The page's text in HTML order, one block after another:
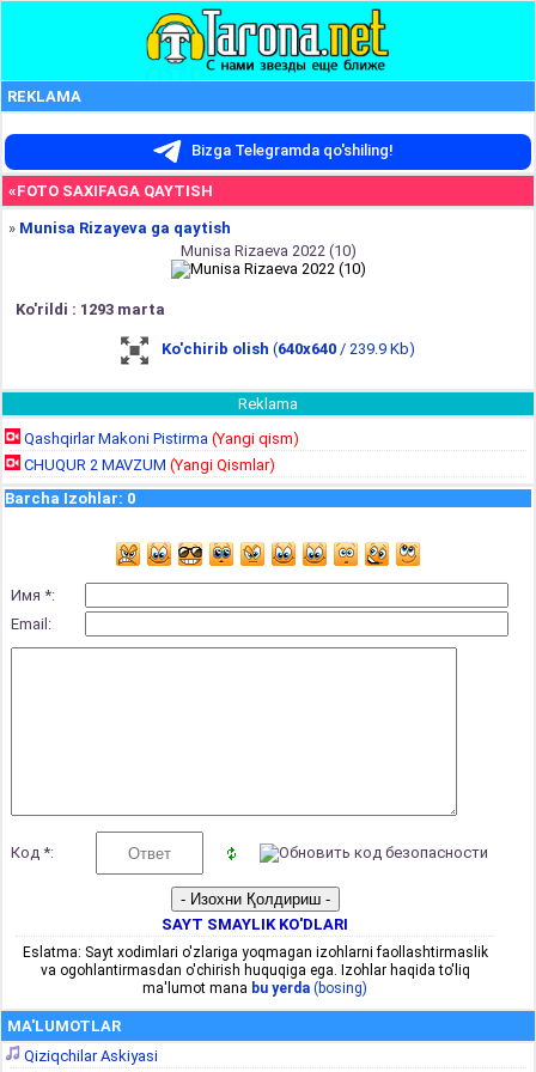
REKLAMA
Bizga Telegramda qo'shiling!
«FOTO SAXIFAGA QAYTISH
» Munisa Rizayeva ga qaytish
Munisa Rizaeva 2022 (10)
Ko'rildi : 1293 marta
Ko'chirib olish (640x640 / 239.9 Kb)
Reklama
Qashqirlar Makoni Pistirma (Yangi qism)
CHUQUR 2 MAVZUM (Yangi Qismlar)
Barcha Izohlar: 0
Имя *:
Email:
Код *:
SAYT SMAYLIK KO'DLARI
Eslatma: Sayt xodimlari o'zlariga yoqmagan izohlarni faollashtirmaslik
va ogohlantirmasdan o'chirish huquqiga ega. Izohlar haqida to'liq
ma'lumot mana bu yerda (bosing)
MA'LUMOTLAR
Qiziqchilar Askiyasi